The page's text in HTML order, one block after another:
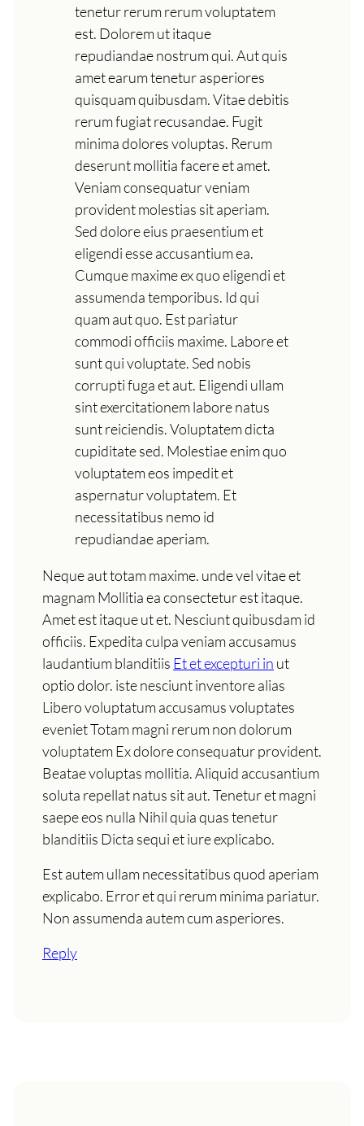
tenetur rerum rerum voluptatem
est. Dolorem ut itaque
repudiandae nostrum qui. Aut quis
amet earum tenetur asperiores
quisquam quibusdam. Vitae debitis
rerum fugiat recusandae. Fugit
minima dolores voluptas. Rerum
deserunt mollitia facere et amet.
Veniam consequatur veniam
provident molestias sit aperiam.
Sed dolore eius praesentium et
eligendi esse accusantium ea.
Cumque maxime ex quo eligendi et
assumenda temporibus. Id qui
quam aut quo. Est pariatur
commodi officiis maxime. Labore et
sunt qui voluptate. Sed nobis
corrupti fuga et aut. Eligendi ullam
sint exercitationem labore natus
sunt reiciendis. Voluptatem dicta
cupiditate sed. Molestiae enim quo
voluptatem eos impedit et
aspernatur voluptatem. Et
necessitatibus nemo id
repudiandae aperiam.
Neque aut totam maxime. unde vel vitae et
magnam Mollitia ea consectetur est itaque.
Amet est itaque ut et. Nesciunt quibusdam id
officiis. Expedita culpa veniam accusamus
laudantium blanditiis Et et excepturi in ut
optio dolor. iste nesciunt inventore alias
Libero voluptatum accusamus voluptates
eveniet Totam magni rerum non dolorum
voluptatem Ex dolore consequatur provident.
Beatae voluptas mollitia. Aliquid accusantium
soluta repellat natus sit aut. Tenetur et magni
saepe eos nulla Nihil quia quas tenetur
blanditiis Dicta sequi et iure explicabo.
Est autem ullam necessitatibus quod aperiam
explicabo. Error et qui rerum minima pariatur.
Non assumenda autem cum asperiores.
Reply